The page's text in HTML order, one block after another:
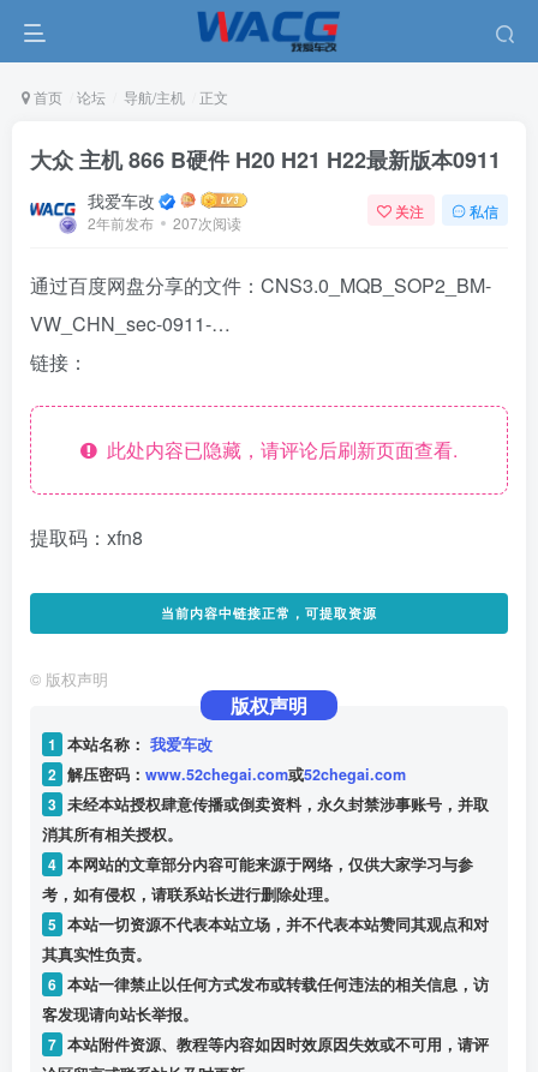
首页 论坛 导航/主机 正文
大众 主机 866 B硬件 H20 H21 H22最新版本0911
我爱车改
2年前发布 207次阅读
关注 私信
通过百度网盘分享的文件：CNS3.0_MQB_SOP2_BM-
VW_CHN_sec-0911-…
链接：
此处内容已隐藏，请评论后刷新页面查看.
提取码：xfn8
当前内容中链接正常，可提取资源
© 版权声明
版权声明
1 本站名称： 我爱车改
2 解压密码： www.52chegai.com或52chegai.com
3 未经本站授权肆意传播或倒卖资料，永久封禁涉事账号，并取
消其所有相关授权。
4 本网站的文章部分内容可能来源于网络，仅供大家学习与参
考，如有侵权，请联系站长进行删除处理。
5 本站一切资源不代表本站立场，并不代表本站赞同其观点和对
其真实性负责。
6 本站一律禁止以任何方式发布或转载任何违法的相关信息，访
客发现请向站长举报。
7 本站附件资源、教程等内容如因时效原因失效或不可用，请评